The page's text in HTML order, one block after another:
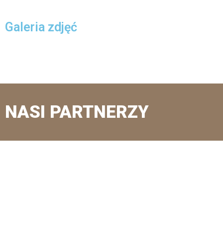
Galeria zdjęć
NASI PARTNERZY